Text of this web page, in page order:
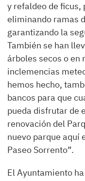
y refaldeo de ficus,
eliminando ramas
garantizando la
También se han
árboles secos o en
inclemencias
hemos hecho,
bancos para que
pueda disfrutar de
renovación del
nuevo parque aquí
Paseo Sorrento”.
El Ayuntamiento